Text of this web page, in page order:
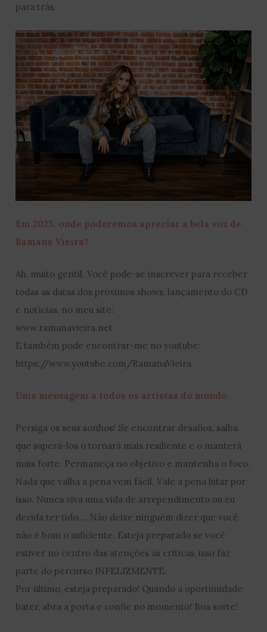
para trás.
Em 2023, onde poderemos apreciar a bela voz de
Ramana Vieira?
Ah, muito gentil. Você pode-se inscrever para receber
todas as datas dos próximos shows, lançamento do CD
e notícias, no meu site:
www.ramanavieira.net
E também pode encontrar-me no youtube:
https://www.youtube.com/RamanaVieira
Uma mensagem a todos os artistas do mundo.
Persiga os seus sonhos! Se encontrar desafios, saiba
que superá-los o tornará mais resiliente e o manterá
mais forte. Permaneça no objetivo e mantenha o foco.
Nada que valha a pena vem fácil. Vale a pena lutar por
isso. Nunca viva uma vida de arrependimento ou eu
devida ter tido…. Não deixe ninguém dizer que você
não é bom o suficiente. Esteja preparado se você
estiver no centro das atenções às críticas, isso faz
parte do percurso INFELIZMENTE.
Por último, esteja preparado! Quando a oportunidade
bater, abra a porta e confie no momento! Boa sorte!